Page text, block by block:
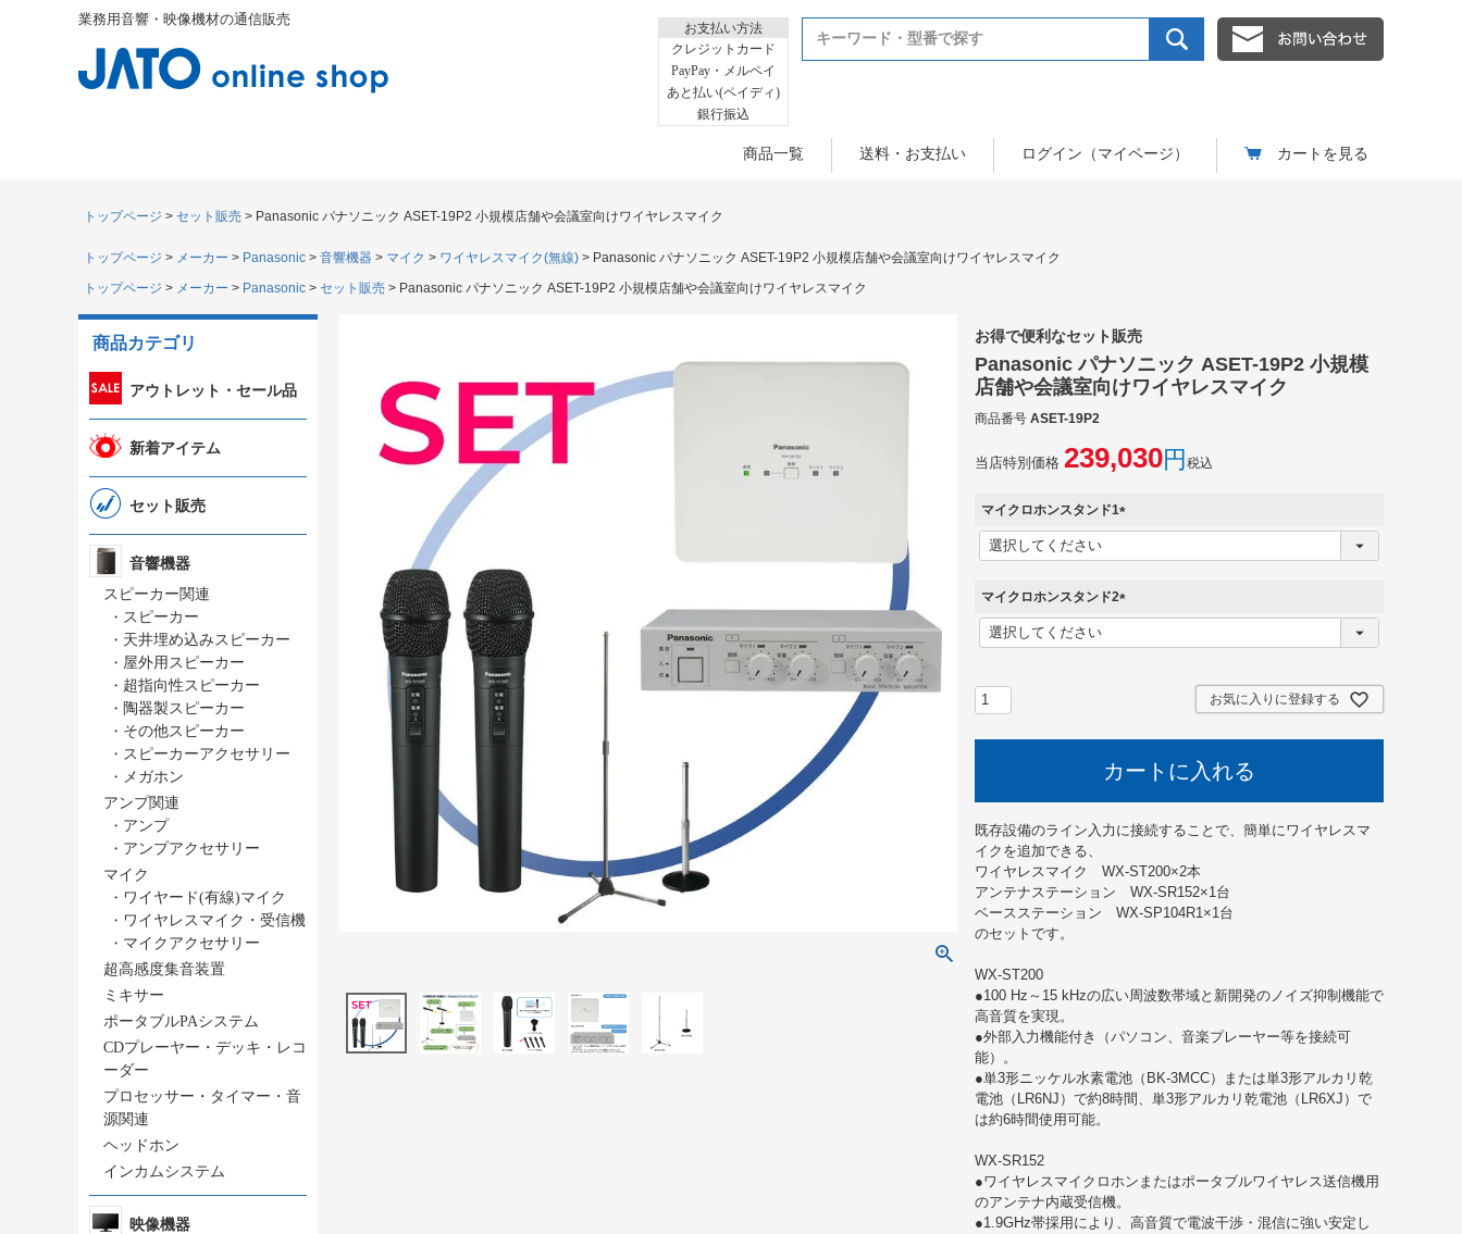
業務用音響・映像機材の通信販売
お支払い方法
クレジットカード
PayPay・メルペイ
あと払い(ペイディ)
銀行振込
商品一覧 送料・お支払い ログイン（マイページ） カートを見る
トップページ セット販売 Panasonic パナソニック ASET-19P2 小規模店舗や会議室向けワイヤレスマイク
トップページ メーカー Panasonic 音響機器 マイク ワイヤレスマイク(無線)
Panasonic パナソニック ASET-19P2 小規模店舗や会議室向けワイヤレスマイク
トップページ
メーカー Panasonic セット販売 Panasonic パナソニック ASET-19P2 小規模店舗や会議室向けワイヤレスマイク
商品カテゴリ
アウトレット・セール品
新着アイテム
セット販売
音響機器
スピーカー関連
・ スピーカー
・ 天井埋め込みスピーカー
・ 屋外用スピーカー
・ 超指向性スピーカー
・ 陶器製スピーカー
・ その他スピーカー
・ スピーカーアクセサリー
・ メガホン
アンプ関連
・ アンプ
・ アンプアクセサリー
マイク
・ ワイヤード(有線)マイク
・ ワイヤレスマイク・受信機
・ マイクアクセサリー
超高感度集音装置
ミキサー
ポータブルPAシステム
CDプレーヤー・デッキ・レコ
ーダー
プロセッサー・タイマー・音
源関連
ヘッドホン
インカムシステム
映像機器
お得で便利なセット販売
Panasonic パナソニック ASET-19P2 小規模
店舗や会議室向けワイヤレスマイク
商品番号 ASET-19P2
当店特別価格 239,030 税込
マイクロホンスタンド1
(
)
マイクロホンスタンド2
(
お気に入りに登録する
カートに入れる
既存設備のライン入力に接続することで、簡単にワイヤレスマ
イクを追加できる、
ワイヤレスマイク WX-ST200×2本
アンテナステーション WX-SR152×1台
ベースステーション WX-SP104R1×1台
のセットです。
WX-ST200
●100 Hz～15 kHzの広い周波数帯域と新開発のノイズ抑制機能で
高音質を実現。
●外部入力機能付き（パソコン、音楽プレーヤー等を接続可
能）。
●単3形ニッケル水素電池（BK-3MCC）または単3形アルカリ乾
電池（LR6NJ）で約8時間、単3形アルカリ乾電池（LR6XJ）で
は約6時間使用可能。
WX-SR152
●ワイヤレスマイクロホンまたはポータブルワイヤレス送信機用
のアンテナ内蔵受信機。
●1.9GHz帯採用により、高音質で電波干渉・混信に強い安定し